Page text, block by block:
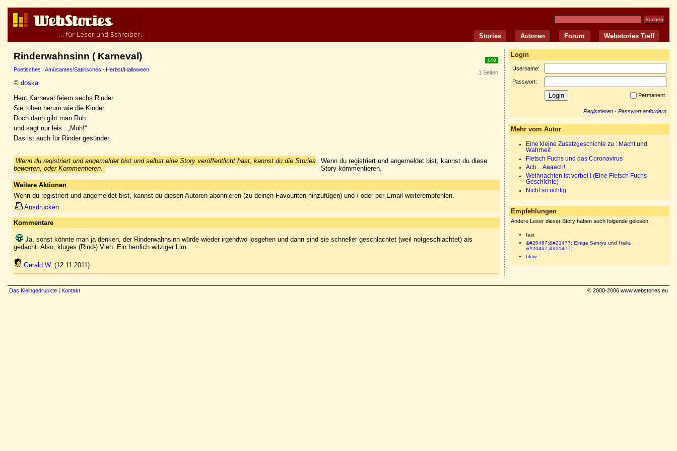
Stories Autoren Forum Webstories Treff
149
1 Seiten
Rinderwahnsinn ( Karneval)
Poetisches · Amüsantes/Satirisches · Herbst/Halloween
© doska
Heut Karneval feiern sechs Rinder
Sie toben herum wie die Kinder
Doch dann gibt man Ruh
und sagt nur leis : „Muh!“
Das ist auch für Rinder gesünder
Wenn du registriert und angemeldet bist und selbst eine Story veröffentlicht hast, kannst du die Stories
bewerten, oder Kommentieren.
Wenn du registriert und angemeldet bist, kannst du diese
Story kommentieren.
Weitere Aktionen
Wenn du registriert und angemeldet bist, kannst du diesen Autoren abonnieren (zu deinen Favouriten hinzufügen) und / oder per Email weiterempfehlen.
Ausdrucken
Kommentare
Ja, sonst könnte man ja denken, der Rinderwahnsinn würde wieder irgendwo losgehen und dann sind sie schneller geschlachtet (weil notgeschlachtet) als
gedacht. Also, kluges (Rind-) Vieh. Ein herrlich witziger Lim.
Gerald W. (12.11.2011)
Login
Username:
Passwort:
Permanent
Registrieren · Passwort anfordern
Mehr vom Autor
Eine kleine Zusatzgeschichte zu : Macht und
Wahrheit
Fletsch Fuchs und das Coronavirus
Ach....Aaaach!
Weihnachten ist vorbei ! (Eine Fletsch Fuchs
Geschichte)
Nicht so richtig
Empfehlungen
Andere Leser dieser Story haben auch folgende gelesen:
fast
&#20467;&#21477; Einige Senryu und Haiku
&#20467;&#21477;
blow
Das Kleingedruckte | Kontakt © 2000-2006 www.webstories.eu